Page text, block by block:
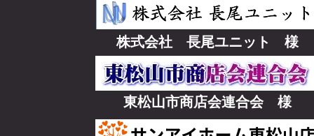
株式会社 長尾ユニット 様
東松山市商店会連合会 様